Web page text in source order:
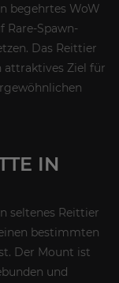
begehrtes WoW
Rare-Spawn-
Das Reittier
attraktives Ziel für
IN
seltenes Reittier
bestimmten
Der Mount ist
und